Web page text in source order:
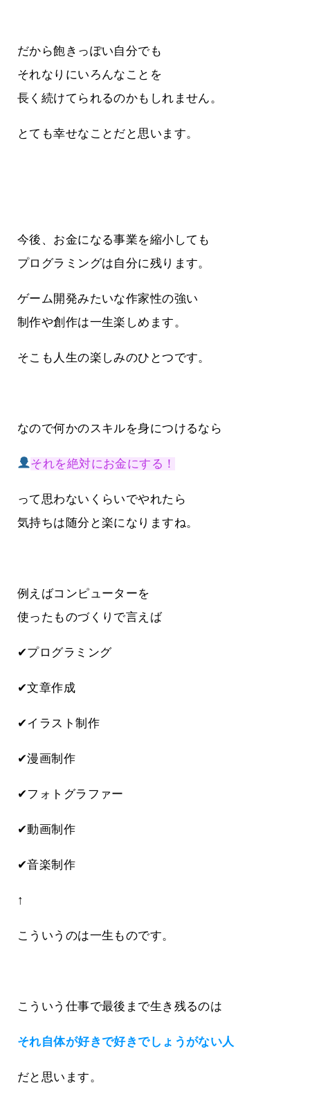
だから飽きっぽい自分でも
それなりにいろんなことを
長く続けてられるのかもしれません。
とても幸せなことだと思います。
今後、お金になる事業を縮小しても
プログラミングは自分に残ります。
ゲーム開発みたいな作家性の強い
制作や創作は一生楽しめます。
そこも人生の楽しみのひとつです。
なので何かのスキルを身につけるなら
それを絶対にお金にする！
って思わないくらいでやれたら
気持ちは随分と楽になりますね。
例えばコンピューターを
使ったものづくりで言えば
✔プログラミング
✔文章作成
✔イラスト制作
✔漫画制作
✔フォトグラファー
✔動画制作
✔音楽制作
↑
こういうのは一生ものです。
こういう仕事で最後まで生き残るのは
それ自体が好きで好きでしょうがない人
だと思います。